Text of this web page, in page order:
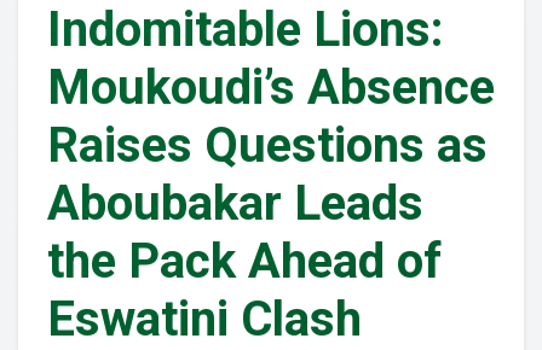
Indomitable Lions:
Moukoudi’s Absence
Raises Questions as
Aboubakar Leads
the Pack Ahead of
Eswatini Clash